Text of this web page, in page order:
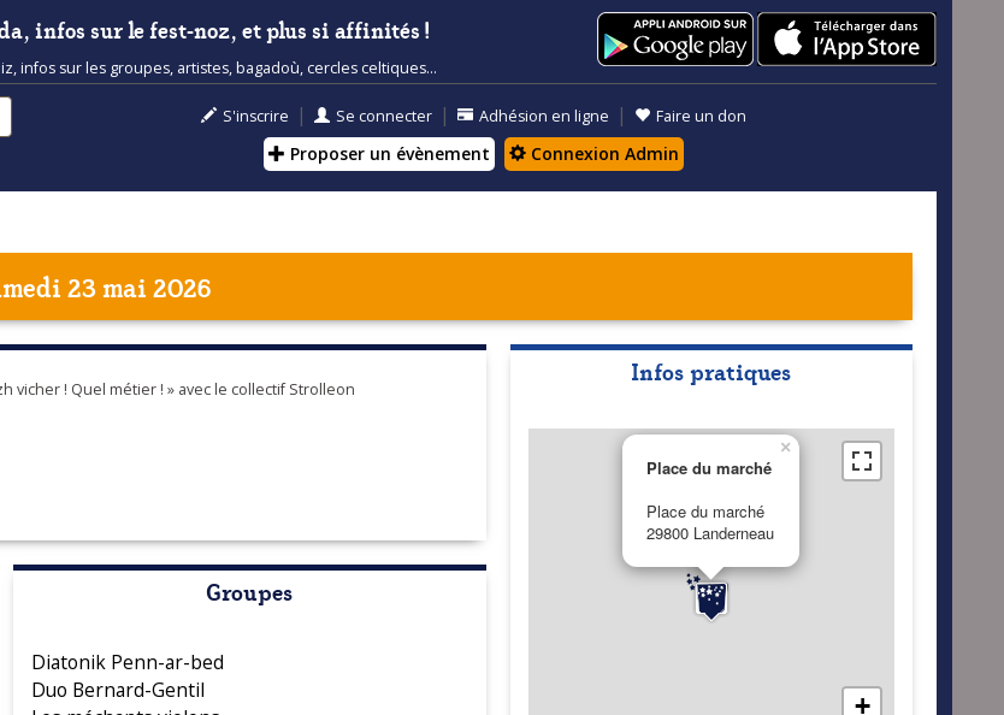
infos sur le fest-noz, et plus si affinités !
infos sur les groupes, artistes, bagadoù, cercles celtiques...
S'inscrire | Se connecter | Adhésion en ligne | Faire un don
Proposer un évènement Connexion Admin
23 mai 2026
vicher ! Quel métier ! » avec le collectif Strolleon
Groupes
Diatonik Penn-ar-bed
Duo Bernard-Gentil
Infos pratiques
Place du marché
Place du marché
29800 Landerneau
×
+